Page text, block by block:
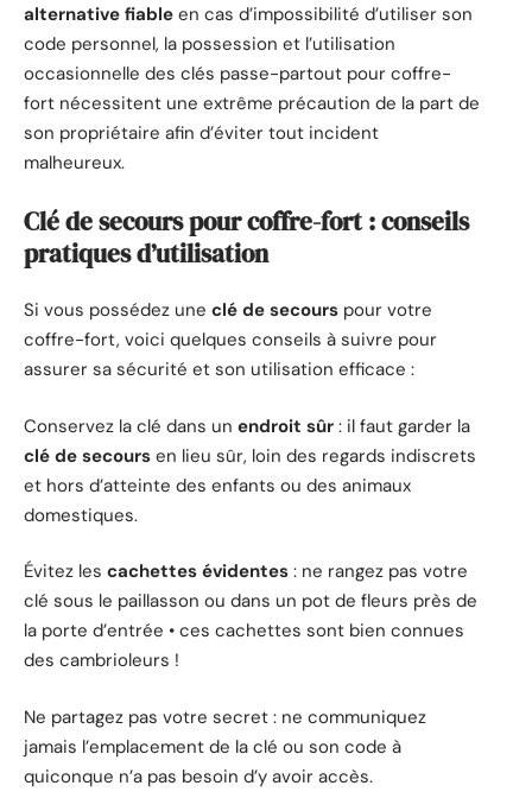
alternative fiable en cas d’impossibilité d’utiliser son
code personnel, la possession et l’utilisation
occasionnelle des clés passe-partout pour coffre-
fort nécessitent une extrême précaution de la part de
son propriétaire afin d’éviter tout incident
malheureux.
Clé de secours pour coffre-fort : conseils
pratiques d’utilisation
Si vous possédez une clé de secours pour votre
coffre-fort, voici quelques conseils à suivre pour
assurer sa sécurité et son utilisation efficace :
Conservez la clé dans un endroit sûr : il faut garder la
clé de secours en lieu sûr, loin des regards indiscrets
et hors d’atteinte des enfants ou des animaux
domestiques.
Évitez les cachettes évidentes : ne rangez pas votre
clé sous le paillasson ou dans un pot de fleurs près de
la porte d’entrée • ces cachettes sont bien connues
des cambrioleurs !
Ne partagez pas votre secret : ne communiquez
jamais l’emplacement de la clé ou son code à
quiconque n’a pas besoin d’y avoir accès.